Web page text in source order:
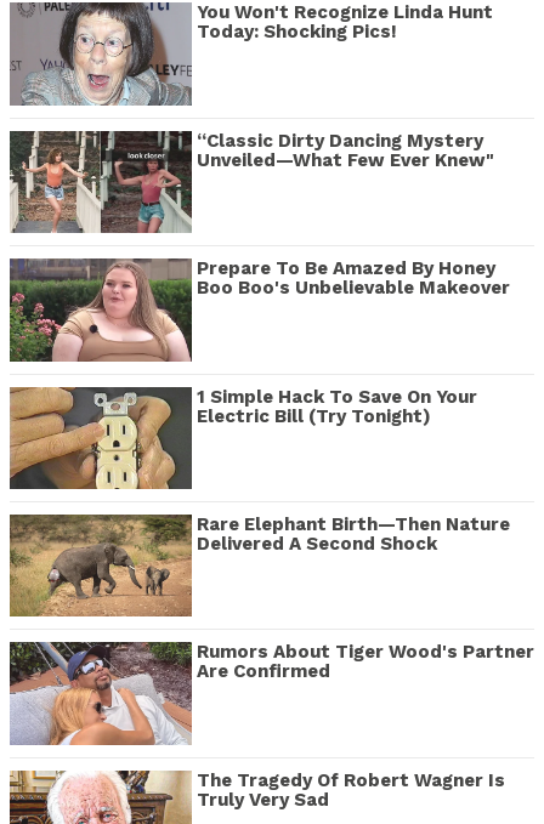
You Won't Recognize Linda Hunt
Today: Shocking Pics!
“Classic Dirty Dancing Mystery
Unveiled—What Few Ever Knew"
Prepare To Be Amazed By Honey
Boo Boo's Unbelievable Makeover
1 Simple Hack To Save On Your
Electric Bill (Try Tonight)
Rare Elephant Birth—Then Nature
Delivered A Second Shock
Rumors About Tiger Wood's Partner
Are Confirmed
The Tragedy Of Robert Wagner Is
Truly Very Sad